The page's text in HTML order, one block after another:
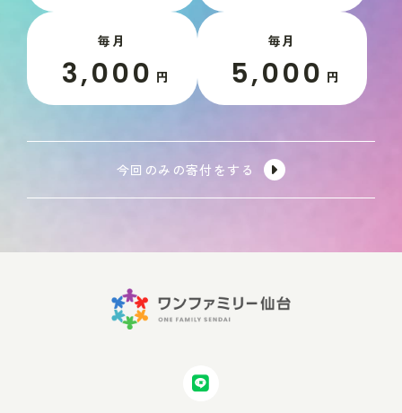
毎月
3,000 円
毎月
5,000 円
今回のみの寄付をする